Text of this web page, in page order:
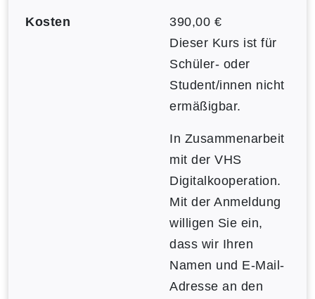
Kosten
390,00 €
Dieser Kurs ist für
Schüler- oder
Student/innen nicht
ermäßigbar.
In Zusammenarbeit
mit der VHS
Digitalkooperation.
Mit der Anmeldung
willigen Sie ein,
dass wir Ihren
Namen und E-Mail-
Adresse an den